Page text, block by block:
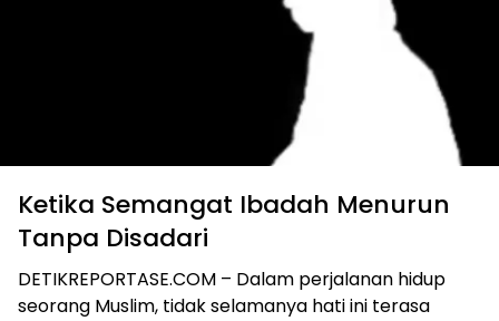
Ketika Semangat Ibadah Menurun
Tanpa Disadari
DETIKREPORTASE.COM – Dalam perjalanan hidup
seorang Muslim, tidak selamanya hati ini terasa